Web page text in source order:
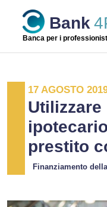
content
Bank
Banca per i
17 AGOSTO
prestito
Finanziamento